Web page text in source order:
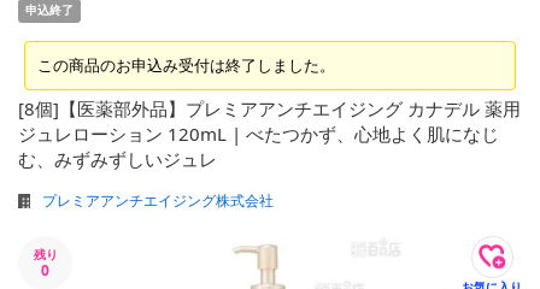
申込終了
この商品のお申込み受付は終了しました。
[8個]【医薬部外品】プレミアアンチエイジング カナデル 薬用
ジュレローション 120mL | べたつかず、心地よく肌になじ
む、みずみずしいジュレ
プレミアアンチエイジング株式会社
残り
0